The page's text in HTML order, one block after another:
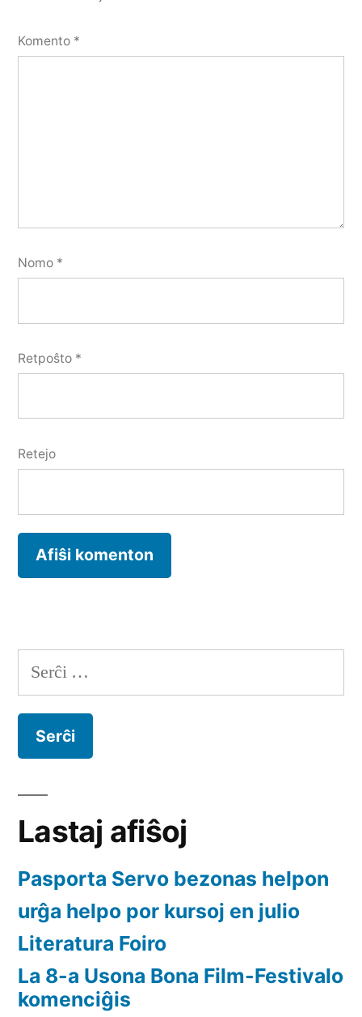
Komento *
Nomo *
Retpoŝto *
Retejo
Serĉu:
Lastaj afiŝoj
Pasporta Servo bezonas helpon
urĝa helpo por kursoj en julio
Literatura Foiro
La 8-a Usona Bona Film-Festivalo
komenciĝis